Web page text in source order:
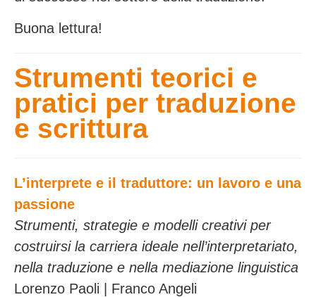
Buona lettura!
Strumenti teorici e
pratici per traduzione
e scrittura
L’interprete e il traduttore: un lavoro e una
passione
Strumenti, strategie e modelli creativi per
costruirsi la carriera ideale nell’interpretariato,
nella traduzione e nella mediazione linguistica
Lorenzo Paoli | Franco Angeli